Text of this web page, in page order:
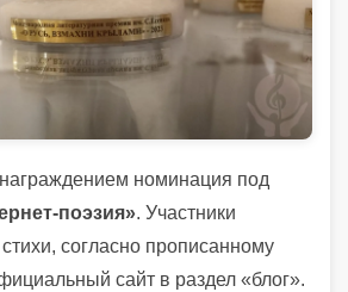
номинация под
поэзия». Участники
согласно прописанному
сайт в раздел «блог».